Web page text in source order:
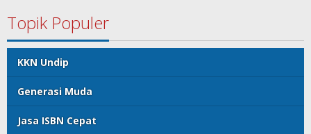
Topik Populer
KKN Undip
Generasi Muda
Jasa ISBN Cepat